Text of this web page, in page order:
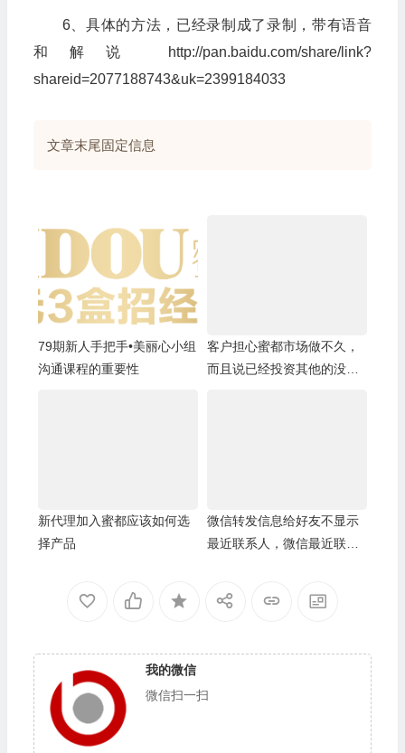
6、具体的方法，已经录制成了录制，带有语音
和解说 http://pan.baidu.com/share/link?
shareid=2077188743&uk=2399184033
文章末尾固定信息
79期新人手把手•美丽心小组
沟通课程的重要性
客户担心蜜都市场做不久，
而且说已经投资其他的没有
新代理加入蜜都应该如何选
择产品
微信转发信息给好友不显示
最近联系人，微信最近联系
我的微信
微信扫一扫